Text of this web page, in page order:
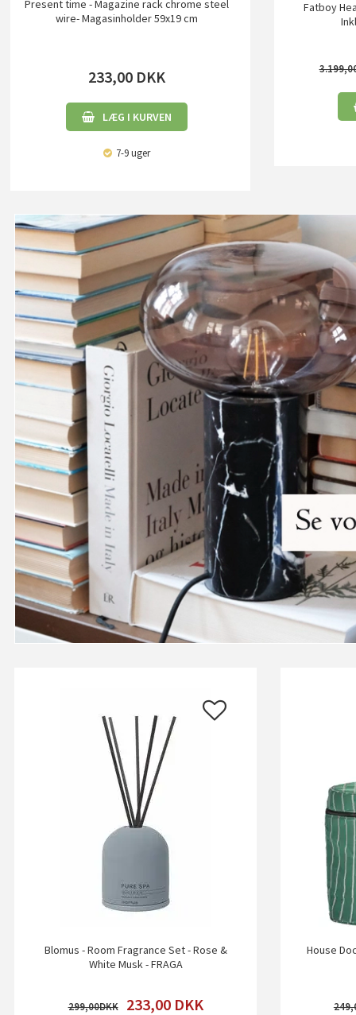
Present time - Magazine rack chrome steel
wire- Magasinholder 59x19 cm
233,00 DKK
LÆG I KURVEN
7-9 uger
Fatboy
Blomus - Room Fragrance Set - Rose &
White Musk - FRAGA
299,00 233,00 DKK
House